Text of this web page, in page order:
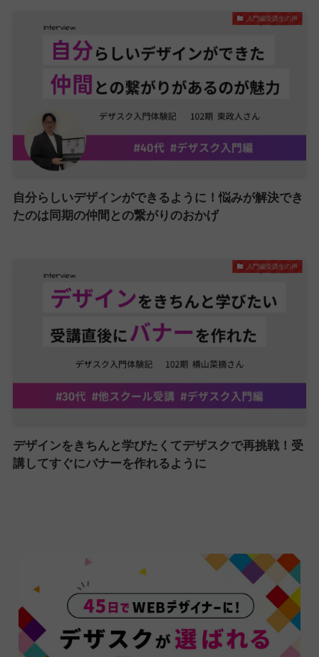
入門編受講生の声
自分らしいデザインができるように！悩みが解決でき
たのは同期の仲間との繋がりのおかげ
入門編受講生の声
デザインをきちんと学びたくてデザスクで再挑戦！受
講してすぐにバナーを作れるように